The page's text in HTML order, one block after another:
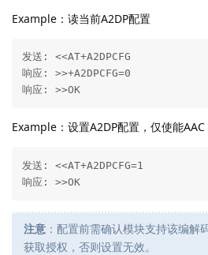
Example：读当前A2DP配置
发送: <<AT+A2DPCFG
响应: >>+A2DPCFG=0
响应: >>OK
Example：设置A2DP配置，仅使能
发送: <<AT+A2DPCFG=1
响应: >>OK
注意 ：配置前需确认模块支持该编解
获取授权，否则设置无效。